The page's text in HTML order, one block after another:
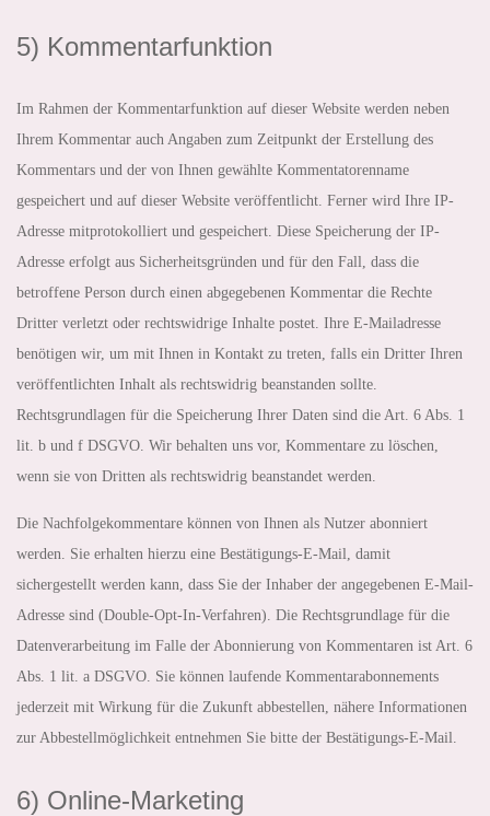
5) Kommentarfunktion
Im Rahmen der Kommentarfunktion auf dieser Website werden neben
Ihrem Kommentar auch Angaben zum Zeitpunkt der Erstellung des
Kommentars und der von Ihnen gewählte Kommentatorenname
gespeichert und auf dieser Website veröffentlicht. Ferner wird Ihre IP-
Adresse mitprotokolliert und gespeichert. Diese Speicherung der IP-
Adresse erfolgt aus Sicherheitsgründen und für den Fall, dass die
betroffene Person durch einen abgegebenen Kommentar die Rechte
Dritter verletzt oder rechtswidrige Inhalte postet. Ihre E-Mailadresse
benötigen wir, um mit Ihnen in Kontakt zu treten, falls ein Dritter Ihren
veröffentlichten Inhalt als rechtswidrig beanstanden sollte.
Rechtsgrundlagen für die Speicherung Ihrer Daten sind die Art. 6 Abs. 1
lit. b und f DSGVO. Wir behalten uns vor, Kommentare zu löschen,
wenn sie von Dritten als rechtswidrig beanstandet werden.
Die Nachfolgekommentare können von Ihnen als Nutzer abonniert
werden. Sie erhalten hierzu eine Bestätigungs-E-Mail, damit
sichergestellt werden kann, dass Sie der Inhaber der angegebenen E-Mail-
Adresse sind (Double-Opt-In-Verfahren). Die Rechtsgrundlage für die
Datenverarbeitung im Falle der Abonnierung von Kommentaren ist Art. 6
Abs. 1 lit. a DSGVO. Sie können laufende Kommentarabonnements
jederzeit mit Wirkung für die Zukunft abbestellen, nähere Informationen
zur Abbestellmöglichkeit entnehmen Sie bitte der Bestätigungs-E-Mail.
6) Online-Marketing